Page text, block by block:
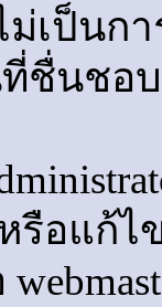
ม่เป็นก
ชื่นชอ
รือแก้ไ